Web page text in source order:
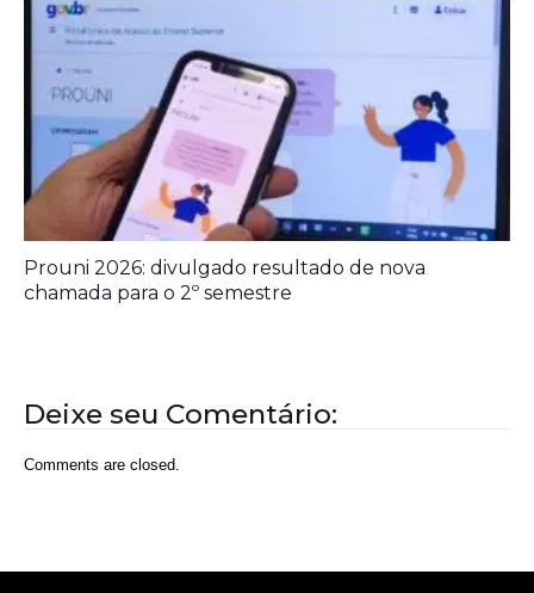
Ideb mostra avanço da educação básica no país